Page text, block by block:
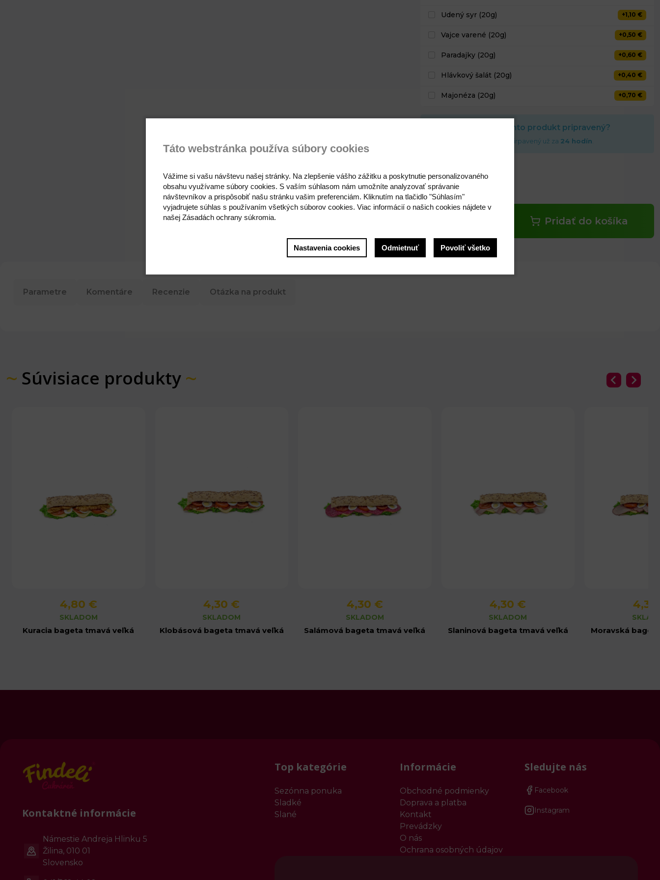
Udený syr (20g) +1,10 €
Vajce varené (20g) +0,50 €
Paradajky (20g) +0,60 €
Hlávkový šalát (20g) +0,40 €
Majonéza (20g) +0,70 €
Kedy môže byť tento produkt pripravený?
Tento produkt môže byť prirpavený už za 24 hodín
4,30 €
Pridať do košíka
Parametre Komentáre Recenzie Otázka na produkt
Súvisiace produkty
Detail produktu
4,80 €
SKLADOM
Kuracia bageta tmavá veľká
Detail produktu
4,30 €
SKLADOM
Klobásová bageta tmavá veľká
Detail produktu
4,30 €
SKLADOM
Salámová bageta tmavá veľká
Detail produktu
4,30 €
SKLADOM
Slaninová bageta tmavá veľká
Detail
Moravská
Kontaktné informácie
Námestie Andreja Hlinku 5
Žilina, 010 01
Slovensko
Top kategórie
Sezónna ponuka
Sladké
Slané
Informácie
Obchodné podmienky
Doprava a platba
Kontakt
Prevádzky
O nás
Ochrana osobných údajov
Sledujte nás
Facebook
Instagram
Táto webstránka používa súbory cookies
Vážime si vašu návštevu našej stránky. Na zlepšenie vášho zážitku a poskytnutie personalizovaného
obsahu využívame súbory cookies. S vaším súhlasom nám umožníte analyzovať správanie
návštevníkov a prispôsobiť našu stránku vašim preferenciám. Kliknutím na tlačidlo "Súhlasím"
vyjadrujete súhlas s používaním všetkých súborov cookies. Viac informácií o našich cookies nájdete v
našej Zásadách ochrany súkromia.
Nastavenia cookies Odmietnuť Povoliť všetko